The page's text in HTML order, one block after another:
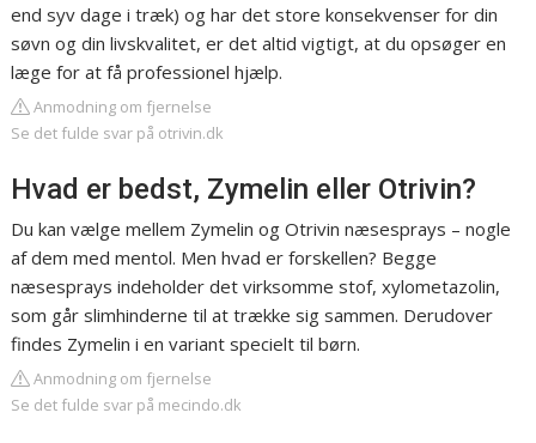
end syv dage i træk) og har det store konsekvenser for din
søvn og din livskvalitet, er det altid vigtigt, at du opsøger en
læge for at få professionel hjælp.
Anmodning om fjernelse
Se det fulde svar på otrivin.dk
Hvad er bedst, Zymelin eller Otrivin?
Du kan vælge mellem Zymelin og Otrivin næsesprays – nogle
af dem med mentol. Men hvad er forskellen? Begge
næsesprays indeholder det virksomme stof, xylometazolin,
som går slimhinderne til at trække sig sammen. Derudover
findes Zymelin i en variant specielt til børn.
Anmodning om fjernelse
Se det fulde svar på mecindo.dk